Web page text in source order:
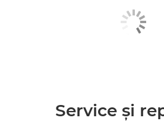
Service şi